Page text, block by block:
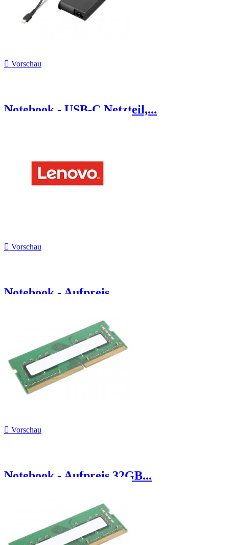
 Vorschau
Notebook - USB-C Netzteil,...
 Vorschau
Notebook - Aufpreis...
 Vorschau
Notebook - Aufpreis 32GB...